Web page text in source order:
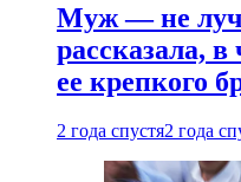
Муж — не
рассказала, в
ее крепкого
2 года спустя2 года